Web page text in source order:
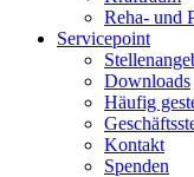
Reha- und
Servicepoint
Downloads
Häufig
Kontakt
Spenden